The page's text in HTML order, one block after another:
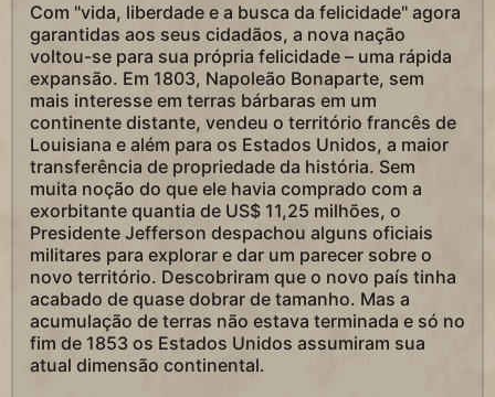
Com "vida, liberdade e a busca da felicidade" agora
garantidas aos seus cidadãos, a nova nação
voltou-se para sua própria felicidade – uma rápida
expansão. Em 1803, Napoleão Bonaparte, sem
mais interesse em terras bárbaras em um
continente distante, vendeu o território francês de
Louisiana e além para os Estados Unidos, a maior
transferência de propriedade da história. Sem
muita noção do que ele havia comprado com a
exorbitante quantia de US$ 11,25 milhões, o
Presidente Jefferson despachou alguns oficiais
militares para explorar e dar um parecer sobre o
novo território. Descobriram que o novo país tinha
acabado de quase dobrar de tamanho. Mas a
acumulação de terras não estava terminada e só no
fim de 1853 os Estados Unidos assumiram sua
atual dimensão continental.